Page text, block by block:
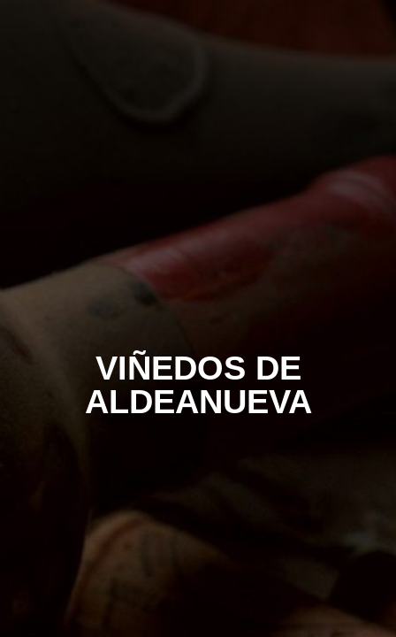
VIÑEDOS DE
ALDEANUEVA